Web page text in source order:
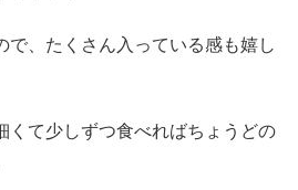
で、たくさん入っている感も嬉し
くて少しずつ食べればちょうどの